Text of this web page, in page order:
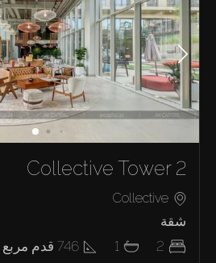
Collective Tower 2
Collective
شقة
2
1
746 قدم مربع